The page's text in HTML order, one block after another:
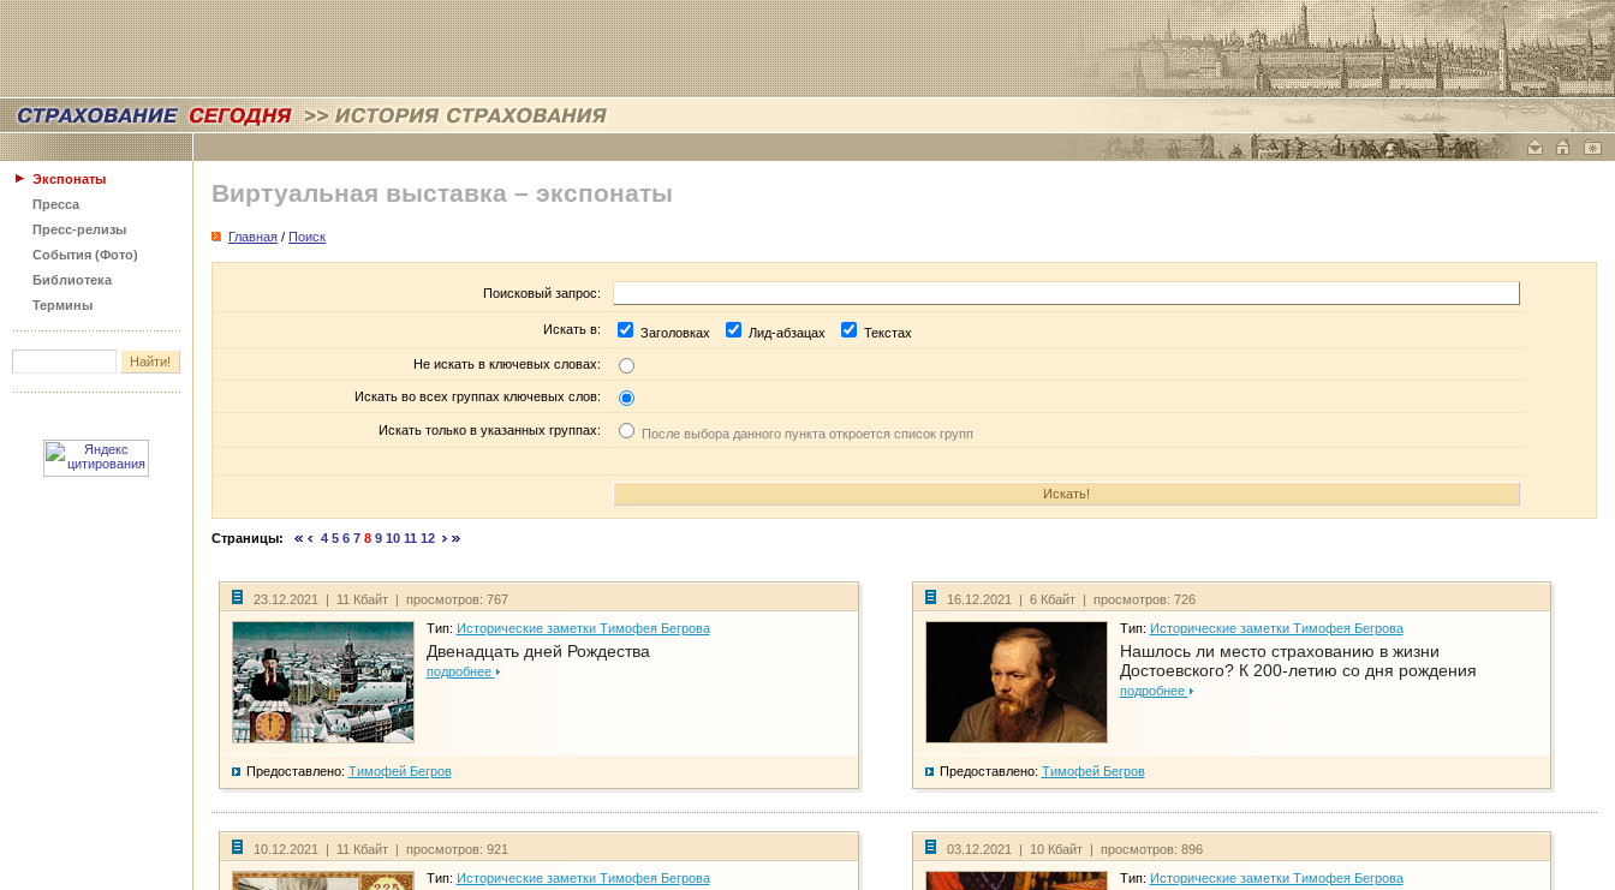
Экспонаты
Пресса
Пресс-релизы
События (Фото)
Библиотека
Термины
Виртуальная выставка – экспонаты
Главная / Поиск
Поисковый запрос:
Искать в: Заголовках Лид-абзацах Текстах
Не искать в ключевых словах:
Искать во всех группах ключевых слов:
Искать только в указанных группах: После выбора данного пункта откроется список групп
Страницы: 4 5 6 7 8 9 10 11 12
23.12.2021 | 11 Кбайт | просмотров: 767
Тип: Исторические заметки Тимофея Бегрова
Двенадцать дней Рождества
подробнее
Предоставлено: Тимофей Бегров
16.12.2021 | 6 Кбайт | просмотров: 726
Тип: Исторические заметки Тимофея Бегрова
Нашлось ли место страхованию в жизни
Достоевского? К 200-летию со дня рождения
подробнее
Предоставлено: Тимофей Бегров
10.12.2021 | 11 Кбайт | просмотров: 921
Тип: Исторические заметки Тимофея Бегрова
03.12.2021 | 10 Кбайт | просмотров: 896
Тип: Исторические заметки Тимофея Бегрова